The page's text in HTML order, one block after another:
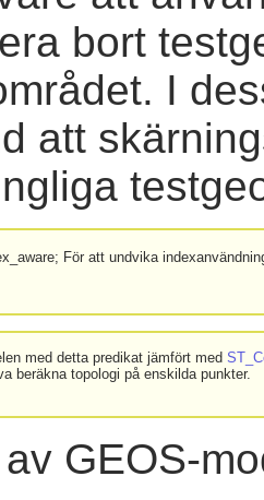
bort
I
att
För att undvika
med detta predikat jämfört med
beräkna topologi på enskilda punkter.
GEOS-